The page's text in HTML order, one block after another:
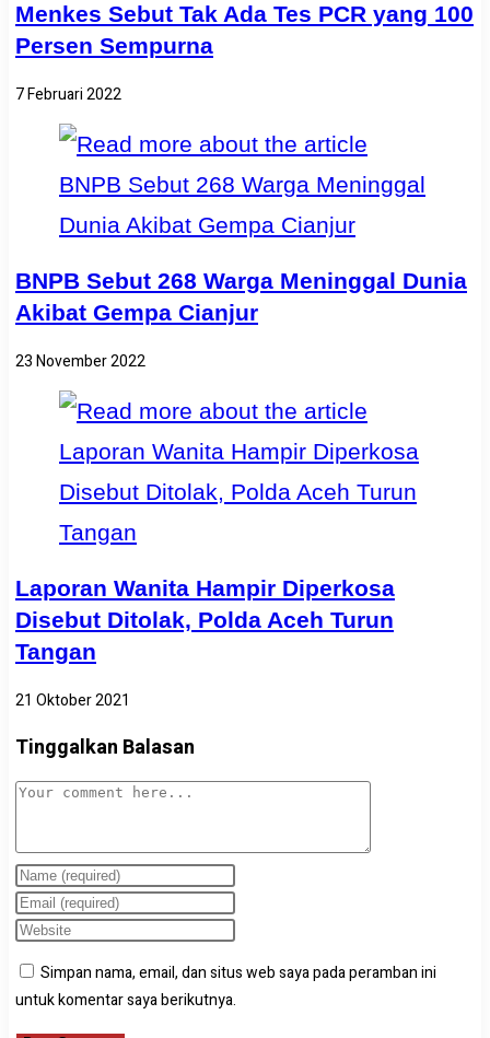
Menkes Sebut Tak Ada Tes PCR yang 100
Persen Sempurna
7 Februari 2022
BNPB Sebut 268 Warga Meninggal Dunia
Akibat Gempa Cianjur
23 November 2022
Laporan Wanita Hampir Diperkosa
Disebut Ditolak, Polda Aceh Turun
Tangan
21 Oktober 2021
Tinggalkan Balasan
Simpan nama, email, dan situs web saya pada peramban ini
untuk komentar saya berikutnya.